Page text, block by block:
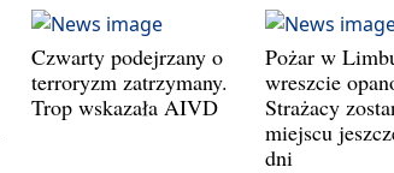
Czwarty podejrzany o
terroryzm zatrzymany.
Trop wskazała AIVD
Pożar w
wreszcie
Strażacy
miejscu
dni